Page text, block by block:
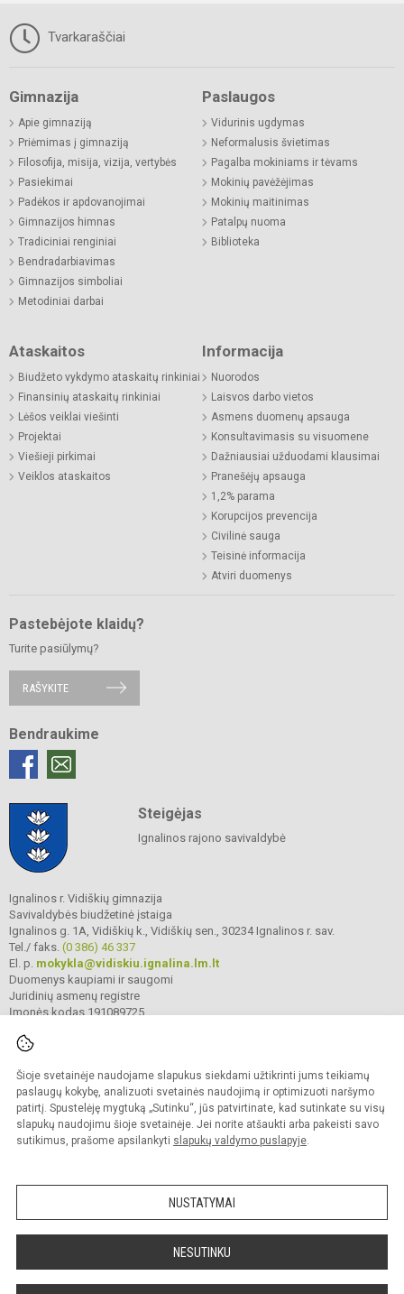
Šioje svetainėje naudojame slapukus siekdami užtikrinti jums teikiamų
paslaugų kokybę, analizuoti svetainės naudojimą ir optimizuoti naršymo
patirtį. Spustelėję mygtuką „Sutinku“, jūs patvirtinate, kad sutinkate su visų
slapukų naudojimu šioje svetainėje. Jei norite atšaukti arba pakeisti savo
sutikimus, prašome apsilankyti slapukų valdymo puslapyje.
NUSTATYMAI
NESUTINKU
Tvarkaraščiai
Gimnazija
Apie gimnaziją
Priėmimas į gimnaziją
Filosofija, misija, vizija, vertybės
Pasiekimai
Padėkos ir apdovanojimai
Gimnazijos himnas
Tradiciniai renginiai
Bendradarbiavimas
Gimnazijos simboliai
Metodiniai darbai
Paslaugos
Vidurinis ugdymas
Neformalusis švietimas
Pagalba mokiniams ir tėvams
Mokinių pavėžėjimas
Mokinių maitinimas
Patalpų nuoma
Biblioteka
Ataskaitos
Biudžeto vykdymo ataskaitų rinkiniai
Finansinių ataskaitų rinkiniai
Lėšos veiklai viešinti
Projektai
Viešieji pirkimai
Veiklos ataskaitos
Informacija
Nuorodos
Laisvos darbo vietos
Asmens duomenų apsauga
Konsultavimasis su visuomene
Dažniausiai užduodami klausimai
Pranešėjų apsauga
1,2% parama
Korupcijos prevencija
Civilinė sauga
Teisinė informacija
Atviri duomenys
Pastebėjote klaidų?
Turite pasiūlymų?
RAŠYKITE
Bendraukime
Steigėjas
Ignalinos rajono savivaldybė
Ignalinos r. Vidiškių gimnazija
Savivaldybės biudžetinė įstaiga
Ignalinos g. 1A, Vidiškių k., Vidiškių sen., 30234 Ignalinos r. sav.
Tel./ faks. (0 386) 46 337
El. p. mokykla@vidiskiu.ignalina.lm.lt
Duomenys kaupiami ir saugomi
Juridinių asmenų registre
Įmonės kodas 191089725
© 2025. Ignalinos r. Vidiškių gimnazija. Visos teisės saugomos.
Kopijuoti turinį be raštiško gimnazijos sutikimo griežtai draudžiama.
Prieinamumo paraiška Slapukų valdymas
Sumanus būdas atnaujinti